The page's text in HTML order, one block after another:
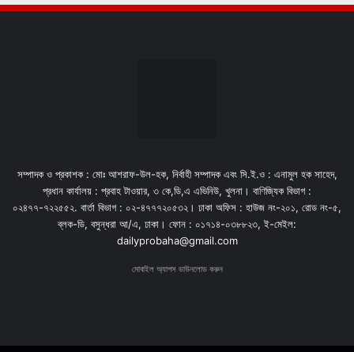
সম্পাদক ও প্রকাশক : মোঃ আশরাফ-উল-হক, নির্বাহী সম্পাদক এবং সি.ই.ও : এনামুল হক সাহেদ,
প্রধান কার্যালয় : প্রবাহ টাওয়ার, ৩ কে,ডি,এ এভিনিউ, খুলনা। বাণিজ্যিক বিভাগ :
০২৪৭৭-৭২২৫৫২. বার্তা বিভাগ : ০২-৪৭৭৭২০৫৩২। ঢাকা অফিস : হাউজ নং-২০১, রোড নং-৫,
ব্লক-ডি, বসুন্ধরা আ/এ, ঢাকা। ফোন : ০১৭১৪-০৩৮৮২৩, ই-মেইল:
dailyprobaha@gmail.com
মোবাইল অ্যাপস ডাউনলোড করুন